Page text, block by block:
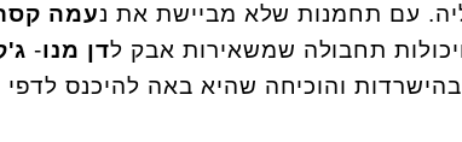
עם תחמנות שלא מביישת את נעמה
תחבולה שמשאירות אבק לדן מנו-
והוכיחה שהיא באה להיכנס לדפי